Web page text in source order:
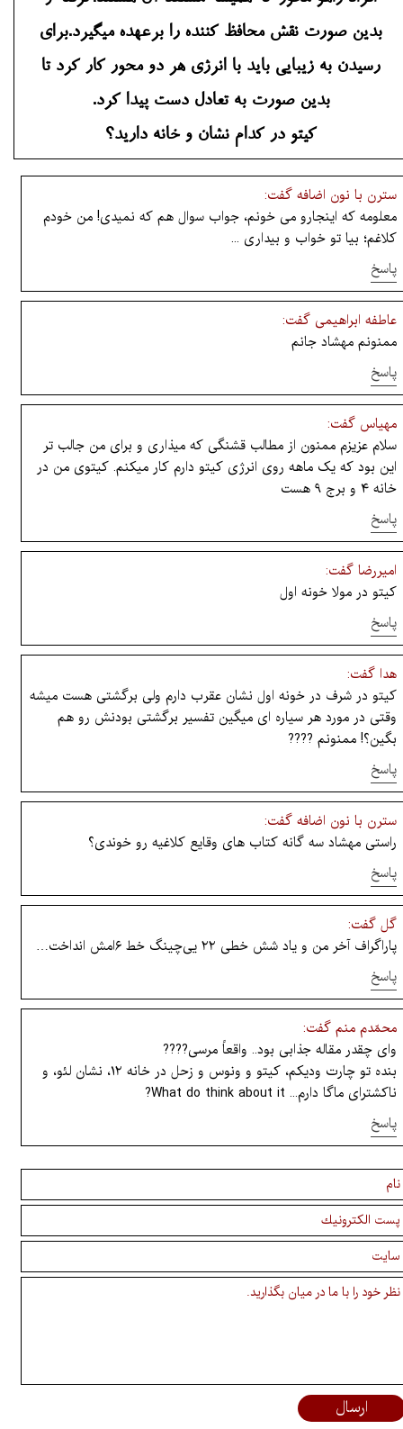
بدین صورت نقش محافظ کننده را برعهده میگیرد.برای
رسیدن به زیبایی باید با انرژی هر دو محور کار کرد تا
بدین صورت به تعادل دست پیدا کرد.
کیتو در کدام نشان و خانه دارید؟
سترن با نون اضافه گفت:
معلومه که اینجارو می خونم، جواب سوال هم که نمیدی! من خودم
کلاغم؛ بیا تو خواب و بیداری ...
پاسخ
عاطفه ابراهیمی گفت:
ممنونم مهشاد جانم
پاسخ
مهیاس گفت:
سلام عزیزم ممنون از مطالب قشنگی که میذاری و برای من جالب تر
این بود که یک ماهه روی انرژی کیتو دارم کار میکنم. کیتوی من در
خانه ۴ و برج ۹ هست
پاسخ
امیررضا گفت:
کیتو در مولا خونه اول
پاسخ
هدا گفت:
کیتو در شرف در خونه اول نشان عقرب دارم ولی برگشتی هست میشه
وقتی در مورد هر سیاره ای میگین تفسیر برگشتی بودنش رو هم
بگین؟! ممنونم ????
پاسخ
سترن با نون اضافه گفت:
راستی مهشاد سه گانه کتاب های وقایع کلاغیه رو خوندی؟
پاسخ
گل گفت:
پاراگراف آخر من و یاد شش خطی ۲۲ یی‌چینگ خط ۶امش انداخت…
پاسخ
محمّدم منم گفت:
وای چقدر مقاله جذابی بود.. واقعاً مرسی????
بنده تو چارت ودیکم، کیتو و ونوس و زحل در خانه ۱۲، نشان لئو، و
ناکشترای ماگا دارم... What do think about it?
پاسخ
ارسال